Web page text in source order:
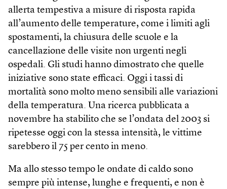
allerta tempestiva a misure di risposta rapida
all’aumento delle temperature, come i limiti agli
spostamenti, la chiusura delle scuole e la
cancellazione delle visite non urgenti negli
ospedali. Gli studi hanno dimostrato che quelle
iniziative sono state efficaci. Oggi i tassi di
mortalità sono molto meno sensibili alle variazioni
della temperatura. Una ricerca pubblicata a
novembre ha stabilito che se l’ondata del 2003 si
ripetesse oggi con la stessa intensità, le vittime
sarebbero il 75 per cento in meno.
Ma allo stesso tempo le ondate di caldo sono
sempre più intense, lunghe e frequenti, e non è